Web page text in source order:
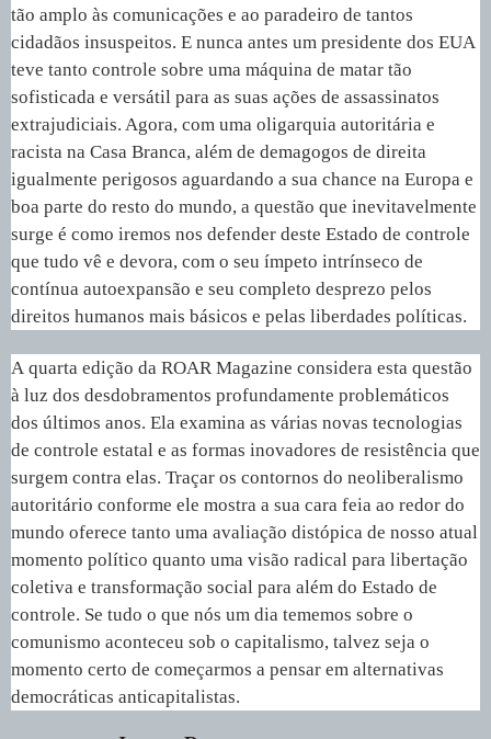
tão amplo às comunicações e ao paradeiro de tantos
cidadãos insuspeitos. E nunca antes um presidente dos EUA
teve tanto controle sobre uma máquina de matar tão
sofisticada e versátil para as suas ações de assassinatos
extrajudiciais. Agora, com uma oligarquia autoritária e
racista na Casa Branca, além de demagogos de direita
igualmente perigosos aguardando a sua chance na Europa e
boa parte do resto do mundo, a questão que inevitavelmente
surge é como iremos nos defender deste Estado de controle
que tudo vê e devora, com o seu ímpeto intrínseco de
contínua autoexpansão e seu completo desprezo pelos
direitos humanos mais básicos e pelas liberdades políticas.
A quarta edição da ROAR Magazine considera esta questão
à luz dos desdobramentos profundamente problemáticos
dos últimos anos. Ela examina as várias novas tecnologias
de controle estatal e as formas inovadores de resistência que
surgem contra elas. Traçar os contornos do neoliberalismo
autoritário conforme ele mostra a sua cara feia ao redor do
mundo oferece tanto uma avaliação distópica de nosso atual
momento político quanto uma visão radical para libertação
coletiva e transformação social para além do Estado de
controle. Se tudo o que nós um dia tememos sobre o
comunismo aconteceu sob o capitalismo, talvez seja o
momento certo de começarmos a pensar em alternativas
democráticas anticapitalistas.